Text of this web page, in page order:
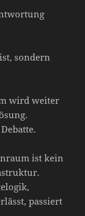
sondern
wird weiter
ist kein
passiert